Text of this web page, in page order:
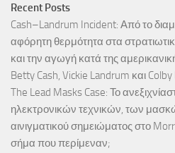
Recent Posts
Cash–Landrum Incident: Από το
αφόρητη θερμότητα στα
και την αγωγή κατά της
Betty Cash, Vickie Landrum και
The Lead Masks Case: Το
ηλεκτρονικών τεχνικών, των
αινιγματικού σημειώματος στο
σήμα που περίμεναν;